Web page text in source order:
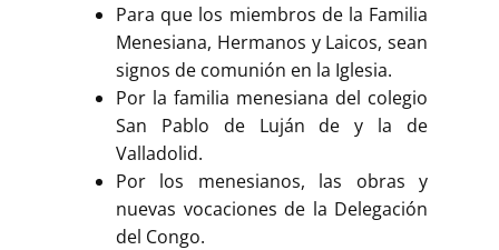
Para que los miembros de la Familia
Menesiana, Hermanos y Laicos, sean
signos de comunión en la Iglesia.
Por la familia menesiana del colegio
San Pablo de Luján de y la de
Valladolid.
Por los menesianos, las obras y
nuevas vocaciones de la Delegación
del Congo.